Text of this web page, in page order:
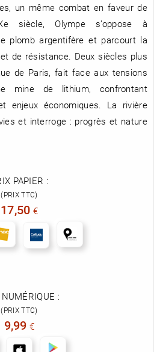
un même combat en faveur de
siècle, Olympe s’oppose à
plomb argentifère et parcourt la
de résistance. Deux siècles plus
de Paris, fait face aux tensions
mine de lithium, confrontant
enjeux économiques. La rivière
et interroge : progrès et nature
PAPIER :
(PRIX TTC)
17,50 €
:
(PRIX TTC)
9,99 €